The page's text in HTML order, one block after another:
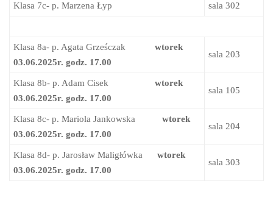
Klasa 7c- p. Marzena Łyp sala 302
Klasa 8a- p. Agata Grześczak wtorek
03.06.2025r. godz. 17.00
sala 203
Klasa 8b- p. Adam Cisek
wtorek
03.06.2025r. godz. 17.00
sala 105
Klasa 8c- p. Mariola Jankowska wtorek
03.06.2025r. godz. 17.00
sala 204
Klasa 8d- p. Jarosław Maligłówka wtorek
03.06.2025r. godz. 17.00
sala 303